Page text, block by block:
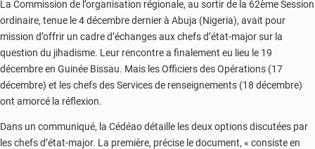
La Commission de l’organisation régionale, au sortir de la 62ème Session
ordinaire, tenue le 4 décembre dernier à Abuja (Nigeria), avait pour
mission d’offrir un cadre d’échanges aux chefs d’état-major sur la
question du jihadisme. Leur rencontre a finalement eu lieu le 19
décembre en Guinée Bissau. Mais les Officiers des Opérations (17
décembre) et les chefs des Services de renseignements (18 décembre)
ont amorcé la réflexion.
Dans un communiqué, la Cédéao détaille les deux options discutées par
les chefs d’état-major. La première, précise le document, « consiste en